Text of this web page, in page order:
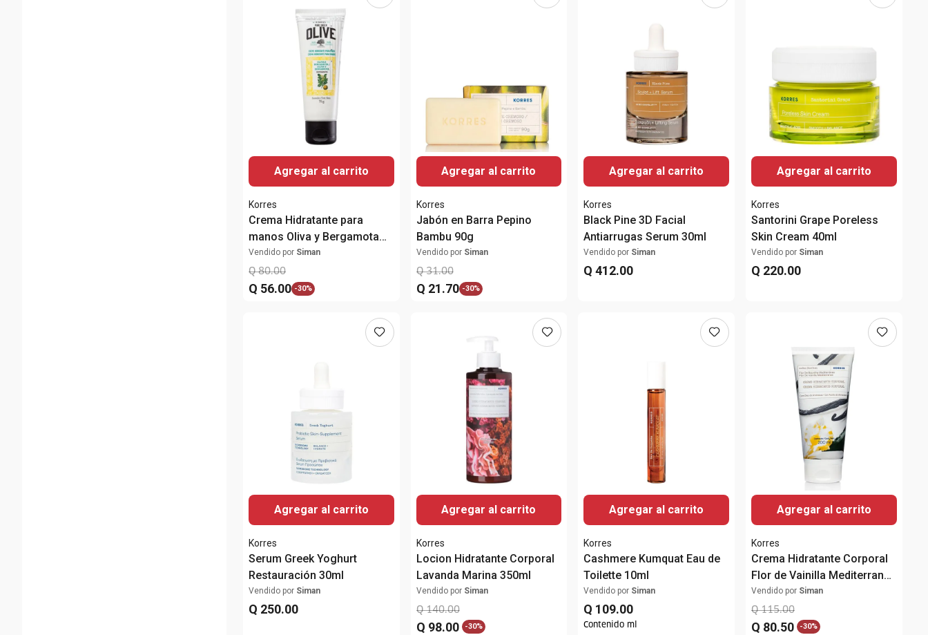
Agregar al carrito
Korres
Crema Hidratante para
manos Oliva y Bergamota
75g
Vendido por Siman
Q 80.00
Q 56.00 -30%
Agregar al carrito
Korres
Jabón en Barra Pepino
Bambu 90g
Vendido por Siman
Q 31.00
Q 21.70 -30%
Agregar al carrito
Korres
Black Pine 3D Facial
Antiarrugas Serum 30ml
Vendido por Siman
Q 412.00
Agregar al carrito
Korres
Santorini Grape Poreless
Skin Cream 40ml
Vendido por Siman
Q 220.00
Agregar al carrito
Korres
Serum Greek Yoghurt
Restauración 30ml
Vendido por Siman
Q 250.00
Agregar al carrito
Korres
Locion Hidratante Corporal
Lavanda Marina 350ml
Vendido por Siman
Q 140.00
Q 98.00 -30%
Agregar al carrito
Korres
Cashmere Kumquat Eau de
Toilette 10ml
Vendido por Siman
Q 109.00
Contenido ml
Agregar al carrito
Korres
Crema Hidratante Corporal
Flor de Vainilla Mediterranea
200ml
Vendido por Siman
Q 115.00
Q 80.50 -30%